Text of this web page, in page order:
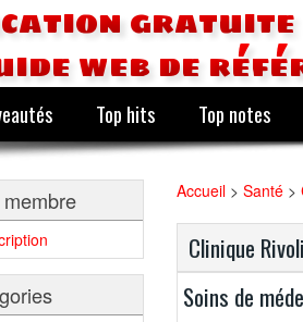
gratuite
web de
Top hits Top notes
Accueil > Santé >
Clinique
Soins de